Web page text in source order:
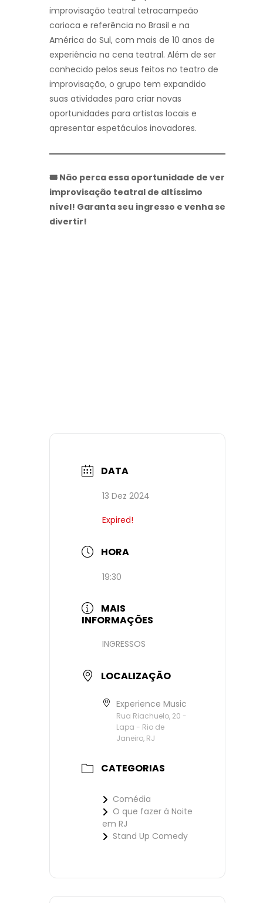
improvisação teatral tetracampeão
carioca e referência no Brasil e na
América do Sul, com mais de 10 anos de
experiência na cena teatral. Além de ser
conhecido pelos seus feitos no teatro de
improvisação, o grupo tem expandido
suas atividades para criar novas
oportunidades para artistas locais e
apresentar espetáculos inovadores.
🎟️ Não perca essa oportunidade de ver
improvisação teatral de altíssimo
nível! Garanta seu ingresso e venha se
divertir!
DATA
13 Dez 2024
Expired!
HORA
19:30
MAIS
INFORMAÇÕES
INGRESSOS
LOCALIZAÇÃO
Experience Music
Rua Riachuelo, 20 -
Lapa - Rio de
Janeiro, RJ
CATEGORIAS
Comédia
O que fazer à Noite
em RJ
Stand Up Comedy